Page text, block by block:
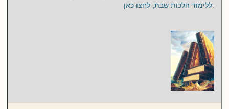
.ללימוד הלכות שבת, לחצו כאן